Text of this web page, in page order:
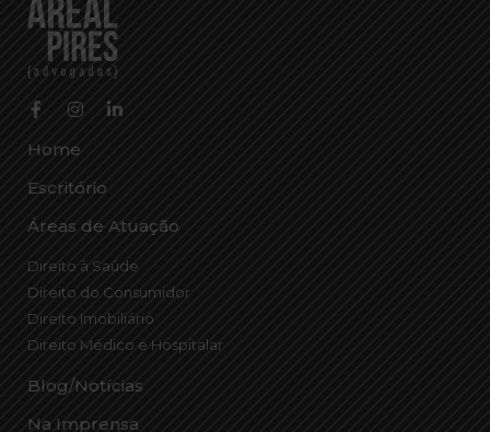
Home
Escritório
Áreas de Atuação
Direito à Saúde
Direito do Consumidor
Direito Imobiliário
Direito Médico e Hospitalar
Blog/Notícias
Na Imprensa